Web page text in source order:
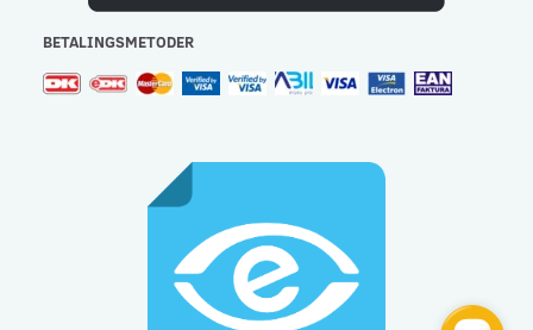
BETALINGSMETODER